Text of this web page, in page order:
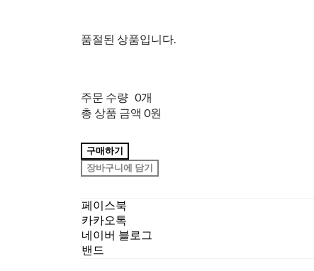
품절된 상품입니다.
주문 수량 0개
총 상품 금액 0원
구매하기
장바구니에 담기
페이스북
카카오톡
네이버 블로그
밴드